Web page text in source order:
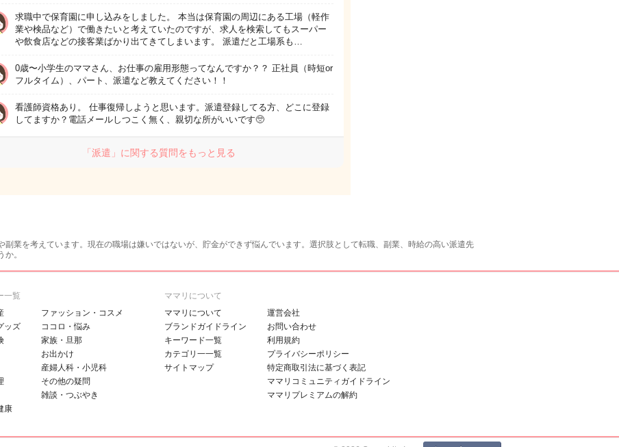
求職中で保育園に申し込みをしました。 本当は保育園の周辺にある工場（軽作
業や検品など）で働きたいと考えていたのですが、求人を検索してもスーパー
や飲食店などの接客業ばかり出てきてしまいます。 派遣だと工場系も…
0歳〜小学生のママさん、お仕事の雇用形態ってなんですか？？ 正社員（時短or
フルタイム）、パート、派遣など教えてください！！
看護師資格あり。 仕事復帰しようと思います。派遣登録してる方、どこに登録
してますか？電話メールしつこく無く、親切な所がいいです🥺
「派遣」に関する質問をもっと見る
業を考えています。現在の職場は嫌いではないが、貯金ができず悩んでいます。選択肢として転職、副業、時給の高い派遣先
。
一覧
ッズ
康
ファッション・コスメ
ココロ・悩み
家族・旦那
お出かけ
産婦人科・小児科
その他の疑問
雑談・つぶやき
ママリについて
ママリについて
ブランドガイドライン
キーワード一覧
カテゴリ一一覧
サイトマップ
運営会社
お問い合わせ
利用規約
プライバシーポリシー
特定商取引法に基づく表記
ママリコミュニティガイドライン
ママリプレミアムの解約